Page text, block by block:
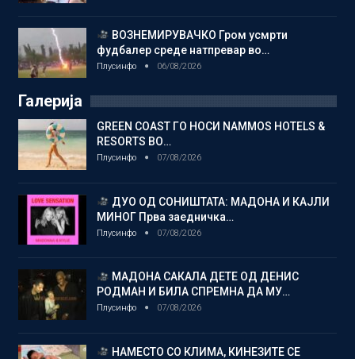
ВОЗНЕМИРУВАЧКО Гром усмрти
фудбалер среде натпревар во…
Плусинфо 06/08/2026
Галерија
GREEN COAST ГО НОСИ NAMMOS HOTELS &
RESORTS ВО…
Плусинфо 07/08/2026
ДУО ОД СОНИШТАТА: МАДОНА И КАЈЛИ
МИНОГ Прва заедничка…
Плусинфо 07/08/2026
МАДОНА САКАЛА ДЕТЕ ОД ДЕНИС
РОДМАН И БИЛА СПРЕМНА ДА МУ…
Плусинфо 07/08/2026
НАМЕСТО СО КЛИМА, КИНЕЗИТЕ СЕ